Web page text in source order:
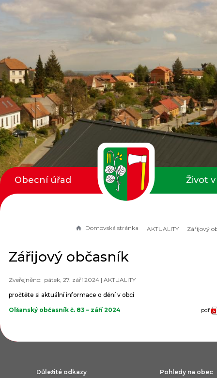
Domovská stránka AKTUALITY Zářijový
Zářijový občasník
pátek, 27. září 2024 | AKTUALITY
pročtěte si aktuální informace o dění v obci
Olšanský občasník č. 83 – září 2024 pdf
Obecní úřad Život
Důležité odkazy Pohledy na obec